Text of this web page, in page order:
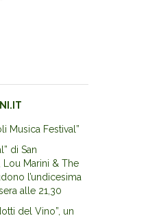
Musica Festival”
di San
Lou Marini & The
l’undicesima
alle 21,30
del Vino”, un